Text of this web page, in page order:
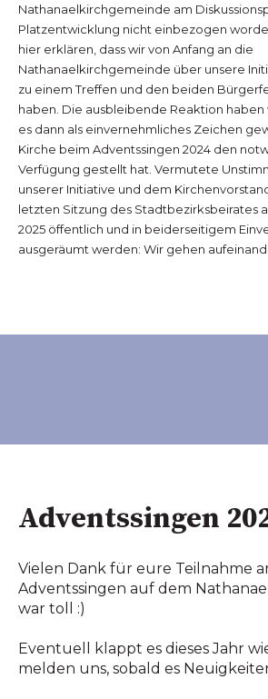
Nathanaelkirchgemeinde am
Platzentwicklung nicht einbezogen
hier erklären, dass wir von Anfang an die
Nathanaelkirchgemeinde über unsere
zu einem Treffen und den beiden
haben. Die ausbleibende Reaktion
es dann als einvernehmliches Zeichen
Kirche beim Adventssingen 2024 den
Verfügung gestellt hat. Vermutete
unserer Initiative und dem
letzten Sitzung des Stadtbezirksbeirates
2025 öffentlich und in beiderseitigem
ausgeräumt werden: Wir gehen
Adventssingen
Vielen Dank für eure Teilnahme
Adventssingen auf dem
war toll :)
Eventuell klappt es dieses Jahr
melden uns, sobald es